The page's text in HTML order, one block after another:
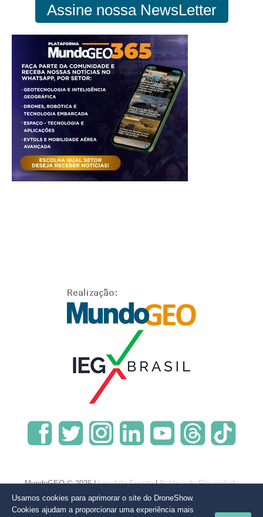
Assine nossa NewsLetter
MundoGEO © 2026 |Local do Evento|Política de Privacidade
Usamos cookies para aprimorar o site do DroneShow.
Cookies ajudam a proporcionar uma experiência mais